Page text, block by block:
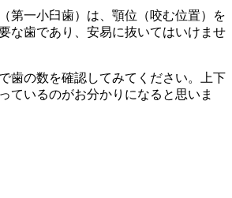
第一小臼歯）は、顎位（咬む位置）を
な歯であり、安易に抜いてはいけませ
歯の数を確認してみてください。上下
ているのがお分かりになると思いま